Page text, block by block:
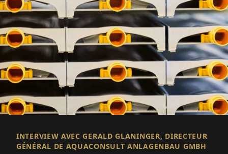
INTERVIEW AVEC GERALD GLANINGER, DIRECTEUR
GÉNÉRAL DE AQUACONSULT ANLAGENBAU GMBH